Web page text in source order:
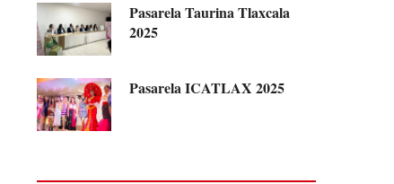
Pasarela Taurina Tlaxcala
2025
Pasarela ICATLAX 2025